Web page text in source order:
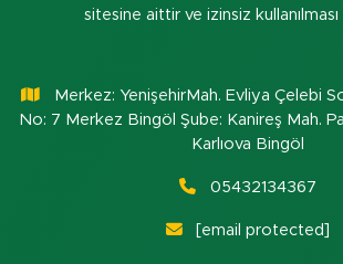
sitesine aittir ve izinsiz kullanılması
Merkez: YenişehirMah. Evliya Çelebi
No: 7 Merkez Bingöl Şube: Kanireş Mah.
Karlıova Bingöl
05432134367
[email protected]